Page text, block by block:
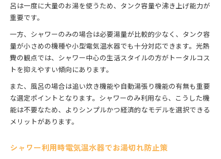
呂は一度に大量のお湯を使うため、タンク容量や沸き上げ能力が
重要です。
一方、シャワーのみの場合は必要湯量が比較的少なく、タンク容
量が小さめの機種や小型電気温水器でも十分対応できます。光熱
費の観点では、シャワー中心の生活スタイルの方がトータルコス
トを抑えやすい傾向にあります。
また、風呂の場合は追い炊き機能や自動湯張り機能の有無も重要
な選定ポイントとなります。シャワーのみ利用なら、こうした機
能は不要なため、よりシンプルかつ経済的なモデルを選択できる
メリットがあります。
シャワー利用時電気温水器でお湯切れ防止策